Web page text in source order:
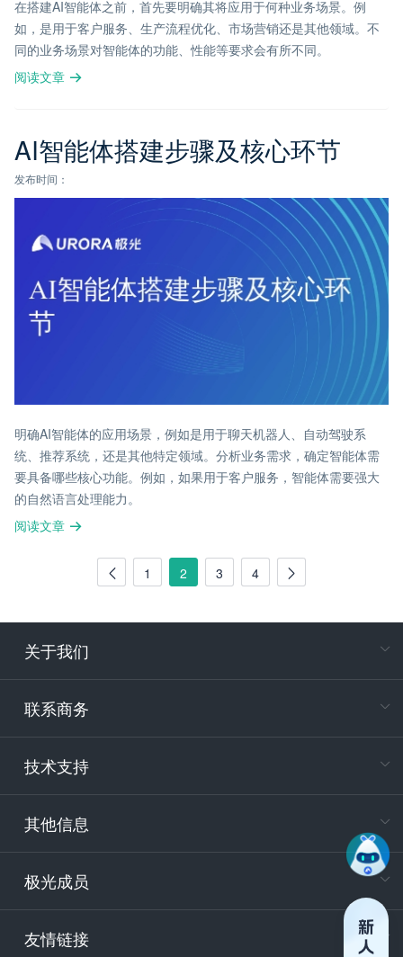
在搭建AI智能体之前，首先要明确其将应用于何种业务场景。例
如，是用于客户服务、生产流程优化、市场营销还是其他领域。不
同的业务场景对智能体的功能、性能等要求会有所不同。
阅读文章
AI智能体搭建步骤及核心环节
发布时间：
明确AI智能体的应用场景，例如是用于聊天机器人、自动驾驶系
统、推荐系统，还是其他特定领域。分析业务需求，确定智能体需
要具备哪些核心功能。例如，如果用于客户服务，智能体需要强大
的自然语言处理能力。
阅读文章
1 2 3 4
关于我们
联系商务
技术支持
其他信息
极光成员
友情链接
电
400-
技
安